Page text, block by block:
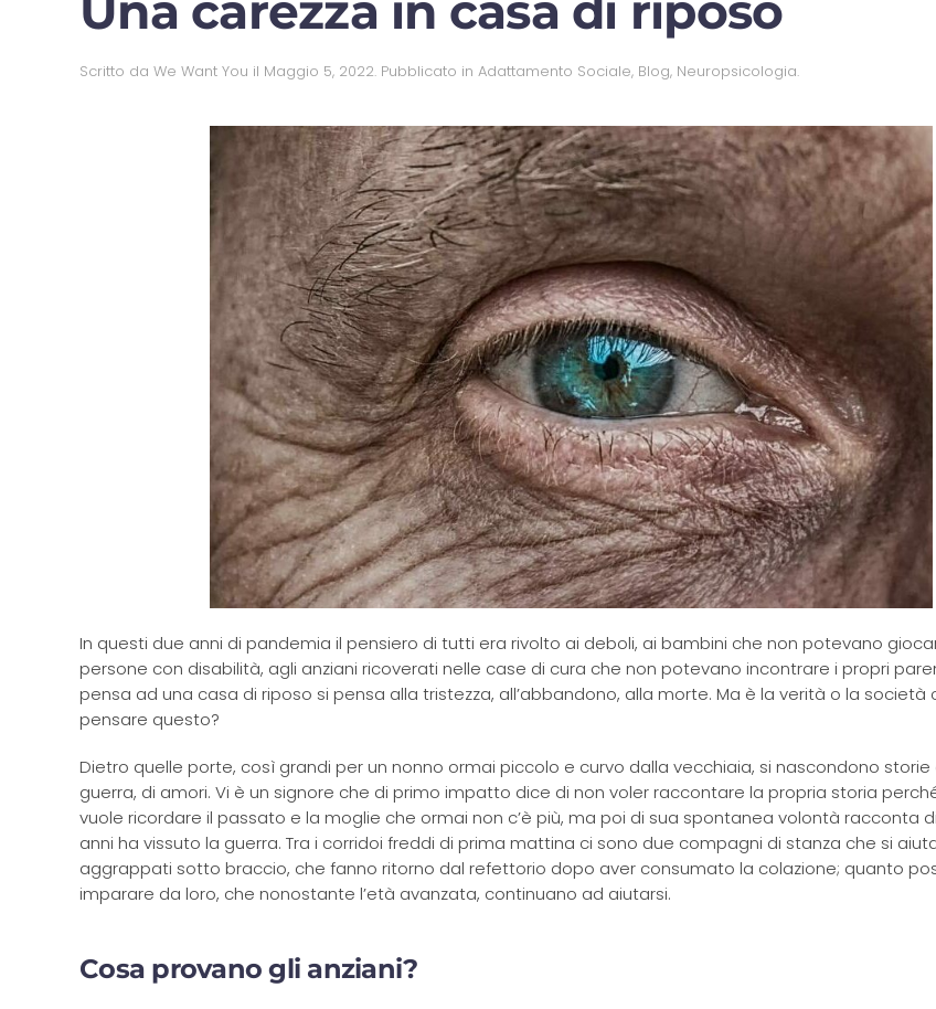
Scritto da We Want You il Maggio 5, 2022. Pubblicato in Adattamento Sociale, Blog, Neuropsicologia.
In questi due anni di pandemia il pensiero di tutti era rivolto ai deboli, ai bambini che non potevano
persone con disabilità, agli anziani ricoverati nelle case di cura che non potevano incontrare i propri
pensa ad una casa di riposo si pensa alla tristezza, all’abbandono, alla morte. Ma è la verità o la società
pensare questo?
Dietro quelle porte, così grandi per un nonno ormai piccolo e curvo dalla vecchiaia, si nascondono storie
guerra, di amori. Vi è un signore che di primo impatto dice di non voler raccontare la propria storia
vuole ricordare il passato e la moglie che ormai non c’è più, ma poi di sua spontanea volontà racconta
anni ha vissuto la guerra. Tra i corridoi freddi di prima mattina ci sono due compagni di stanza che si
aggrappati sotto braccio, che fanno ritorno dal refettorio dopo aver consumato la colazione; quanto
imparare da loro, che nonostante l’età avanzata, continuano ad aiutarsi.
Cosa provano gli anziani?